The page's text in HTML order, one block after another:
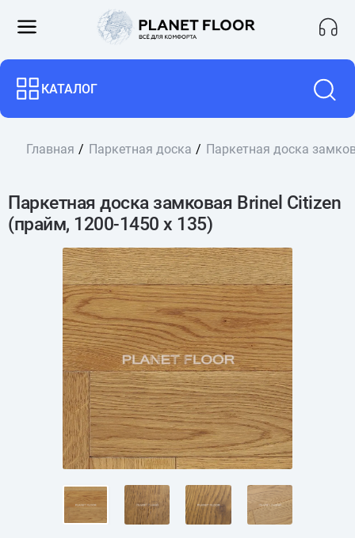
КАТАЛОГ
Главная Паркетная доска Паркетная доска
Паркетная доска замковая Brinel Citizen
(прайм, 1200-1450 х 135)